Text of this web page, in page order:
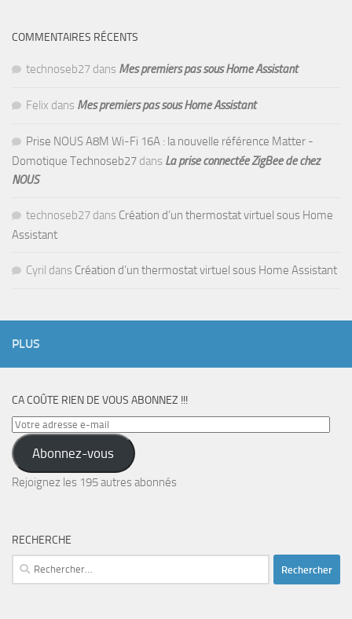
COMMENTAIRES RÉCENTS
technoseb27 dans Mes premiers pas sous Home Assistant
Felix dans Mes premiers pas sous Home Assistant
Prise NOUS A8M Wi-Fi 16A : la nouvelle référence Matter -
Domotique Technoseb27 dans La prise connectée ZigBee de chez
NOUS
technoseb27 dans Création d’un thermostat virtuel sous Home
Assistant
Cyril dans Création d’un thermostat virtuel sous Home Assistant
PLUS
CA COÛTE RIEN DE VOUS ABONNEZ !!!
Votre
adresse
e-
mail
Abonnez-vous
Rejoignez les 195 autres abonnés
RECHERCHE
Rechercher :